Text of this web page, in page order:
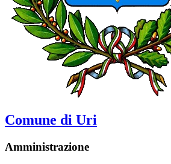
Comune di Uri
Amministrazione